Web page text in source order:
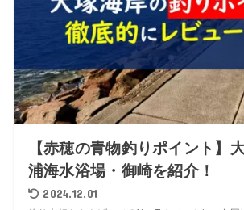
【赤穂の青物釣りポイント】
浦海水浴場・御崎を紹介！
2024.12.01